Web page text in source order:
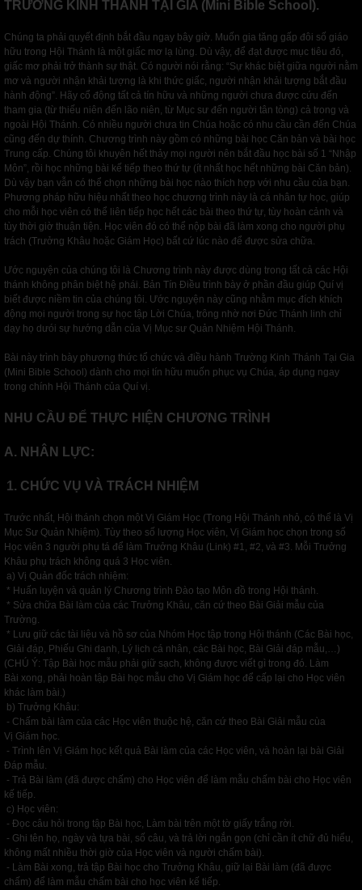
TRƯỜNG KINH THÁNH TẠI GIA (Mini Bible School).
Chúng ta phải quyết định bắt đầu ngay bây giờ. Muốn gia tăng gấp đôi số giáo
hữu trong Hội Thánh là một giấc mơ lạ lùng. Dù vậy, để đạt được mục tiêu đó,
giấc mơ phải trở thành sự thật. Có người nói rằng: “Sự khác biệt giữa người nằm
mơ và người nhận khải tượng là khi thức giấc, người nhận khải tượng bắt đầu
hành động”. Hãy cổ động tất cả tín hữu và những người chưa được cứu đến
tham gia (từ thiếu niên đến lão niên, từ Mục sư đến người tân tòng) cả trong và
ngoài Hội Thánh. Có nhiều người chưa tin Chúa hoặc có nhu cầu cần đến Chúa
cũng đến dự thính. Chương trình này gồm có những bài học Căn bản và bài học
Trung cấp. Chúng tôi khuyên hết thảy mọi người nên bắt đầu học bài số 1 “Nhập
Môn”, rồi học những bài kế tiếp theo thứ tự (ít nhất học hết những bài Căn bản).
Dù vậy bạn vẫn có thể chọn những bài học nào thích hợp với nhu cầu của bạn.
Phương pháp hữu hiệu nhất theo học chương trình này là cá nhân tự học, giúp
cho mỗi học viên có thể liên tiếp học hết các bài theo thứ tự, tùy hoàn cảnh và
tùy thời giờ thuận tiện. Học viên đó có thể nộp bài đã làm xong cho người phụ
trách (Trưởng Khâu hoặc Giám Học) bất cứ lúc nào để được sửa chữa.
Ước nguyện của chúng tôi là Chương trình này được dùng trong tất cả các Hội
thánh không phân biệt hệ phái. Bản Tín Điều trình bày ở phần đầu giúp Quí vị
biết được niềm tin của chúng tôi. Ước nguyện này cũng nhằm mục đích khích
động mọi người trong sự học tập Lời Chúa, trông nhờ nơi Đức Thánh linh chỉ
dạy họ dưói sự hướng dẫn của Vị Mục sư Quản Nhiệm Hội Thánh.
Bài này trình bày phương thức tổ chức và điều hành Trường Kinh Thánh Tại Gia
(Mini Bible School) dành cho mọi tín hữu muốn phục vụ Chúa, áp dụng ngay
trong chính Hội Thánh của Quí vị.
NHU CẦU ĐỂ THỰC HIỆN CHƯƠNG TRÌNH
A. NHÂN LỰC:
1. CHỨC VỤ VÀ TRÁCH NHIỆM
Trước nhất, Hội thánh chọn một Vị Giám Học (Trong Hội Thánh nhỏ, có thể là Vị
Mục Sư Quản Nhiệm). Tùy theo số lượng Học viên, Vị Giám học chọn trong số
Học viên 3 người phụ tá để làm Trưởng Khâu (Link) #1, #2, và #3. Mỗi Trưởng
Khâu phụ trách không quá 3 Học viên.
a) Vị Quản đốc trách nhiệm:
* Huấn luyện và quản lý Chương trình Đào tạo Môn đồ trong Hội thánh.
* Sửa chữa Bài làm của các Trưởng Khâu, căn cứ theo Bài Giải mẫu của
Trường.
* Lưu giữ các tài liệu và hồ sơ của Nhóm Học tập trong Hội thánh (Các Bài học,
Giải đáp, Phiếu Ghi danh, Lý lịch cá nhân, các Bài học, Bài Giải đáp mẫu,…)
(CHÚ Ý: Tập Bài học mẫu phải giữ sạch, không được viết gì trong đó. Làm
Bài xong, phải hoàn tập Bài học mẫu cho Vị Giám học để cấp lại cho Học viên
khác làm bài.)
b) Trưởng Khâu:
- Chấm bài làm của các Học viên thuộc hệ, căn cứ theo Bài Giải mẫu cùa
Vị Giám học.
- Trình lên Vị Giám học kết quả Bài làm của các Học viên, và hoàn lại bài Giải
Đáp mẫu.
- Trả Bài làm (đã được chấm) cho Học viên để làm mẫu chấm bài cho Học viên
kế tiếp.
c) Học viên:
- Đọc câu hỏi trong tập Bài học, Làm bài trên một tờ giấy trắng rời.
- Ghi tên họ, ngày và tựa bài, số câu, và trả lời ngắn gọn (chỉ cần ít chữ đủ hiểu,
không mất nhiều thời giờ của Học viên và người chấm bài).
- Làm Bài xong, trả tập Bài học cho Trưởng Khâu, giữ lại Bài làm (đã được
chấm) để làm mẫu chấm bài cho học viên kế tiếp.